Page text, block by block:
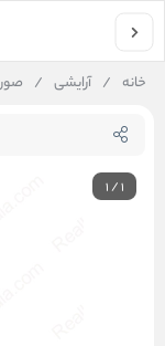
خانه / آرایشی /
1/1